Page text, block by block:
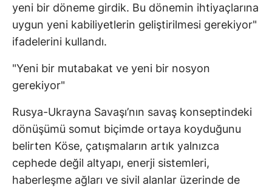
yeni bir döneme girdik. Bu dönemin ihtiyaçlarına
uygun yeni kabiliyetlerin geliştirilmesi gerekiyor"
ifadelerini kullandı.
"Yeni bir mutabakat ve yeni bir nosyon
gerekiyor"
Rusya-Ukrayna Savaşı’nın savaş konseptindeki
dönüşümü somut biçimde ortaya koyduğunu
belirten Köse, çatışmaların artık yalnızca
cephede değil altyapı, enerji sistemleri,
haberleşme ağları ve sivil alanlar üzerinde de